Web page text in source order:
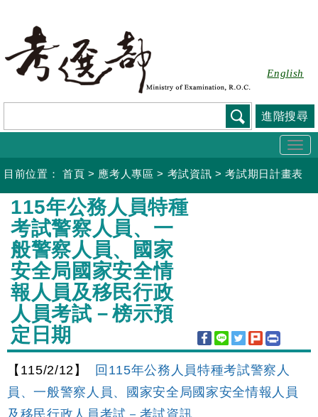
要
容
English
進階搜尋
目前位置： 首頁 > 應考人專區 > 考試資訊 >考試期日計畫表
:::
115年公務人員特種
考試警察人員、一
般警察人員、國家
安全局國家安全情
報人員及移民行政
人員考試－榜示預
定日期
【115/2/12】
回115年公務人員特種考試警察人
員、一般警察人員、國家安全局國家安全情報人員
及移民行政人員考試－考試資訊